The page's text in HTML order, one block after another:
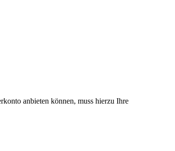
anbieten können, muss hierzu Ihre